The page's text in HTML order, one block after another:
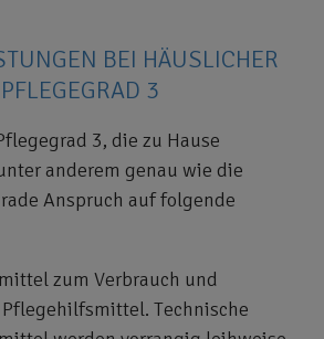
BEI HÄUSLICHER
3
3, die zu Hause
anderem genau wie die
Anspruch auf folgende
zum Verbrauch und
Technische